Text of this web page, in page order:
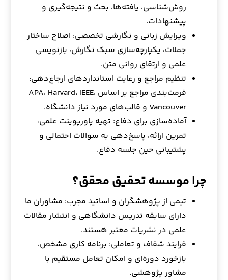
روش‌شناسی، یافته‌ها، بحث و نتیجه‌گیری و
پیشنهادات.
ویرایش زبانی و نگارشی تخصصی: اصلاح ساختار
جملات، یکپارچه‌سازی سبک نگارش، بازنویسی
علمی و ارتقای روانی متن.
تنظیم مراجع و رعایت استانداردهای ارجاع‌دهی:
فرمت‌بندی مراجع بر اساس APA، Harvard، IEEE،
Vancouver و قالب‌های مورد نیاز دانشگاه.
آماده‌سازی برای دفاع: تهیه پاورپوینت علمی،
تمرین ارائه، پاسخ‌دهی به سوالات احتمالی و
پشتیبانی حین جلسه دفاع.
چرا موسسه تحقیق محقق؟
تیمی از پژوهشگران و اساتید مجرب: مشاوران ما
دارای سابقه تدریس دانشگاهی و انتشار مقالات
علمی در نشریات معتبر هستند.
فرایند شفاف و تعاملی: برنامه کاری مشخص،
بازخورد دوره‌ای و امکان تعامل مستقیم با
مشاور پژوهشی.